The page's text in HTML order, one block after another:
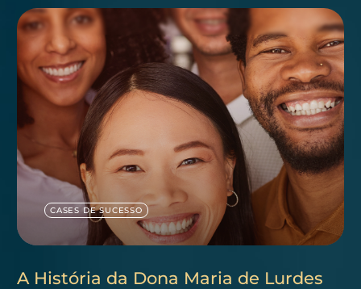
CASES DE SUCESSO
A História da Dona Maria de Lurdes